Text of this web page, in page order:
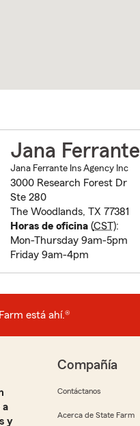
Jana Ferrante
Jana Ferrante Ins Agency Inc
3000 Research Forest Dr
Ste 280
The Woodlands, TX 77381
Horas de oficina(CST):
Mon-Thursday 9am-5pm
Friday 9am-4pm
está ahí.®
a
y
Compañía
Contáctanos
Acerca de State Farm